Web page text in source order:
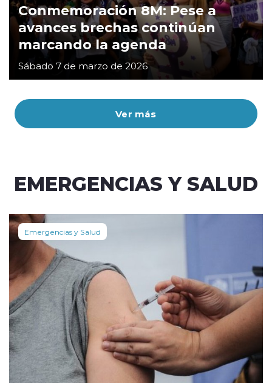
Ver más
Conmemoración 8M: Pese a
avances brechas continúan
marcando la agenda
Sábado 7 de marzo de 2026
EMERGENCIAS Y SALUD
Emergencias y Salud